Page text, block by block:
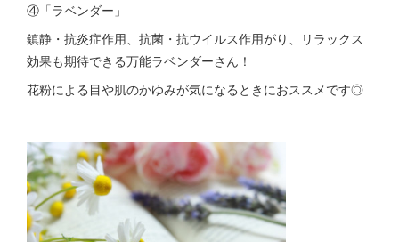
④「ラベンダー」
鎮静・抗炎症作用、抗菌・抗ウイルス作用がり、リラックス
効果も期待できる万能ラベンダーさん！
花粉による目や肌のかゆみが気になるときにおススメです◎